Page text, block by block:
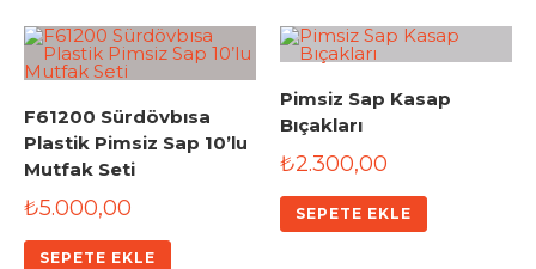
F61200 Sürdövbısa
Plastik Pimsiz Sap 10’lu
Mutfak Seti
₺5.000,00
SEPETE EKLE
Pimsiz Sap Kasap
Bıçakları
₺2.300,00
SEPETE EKLE